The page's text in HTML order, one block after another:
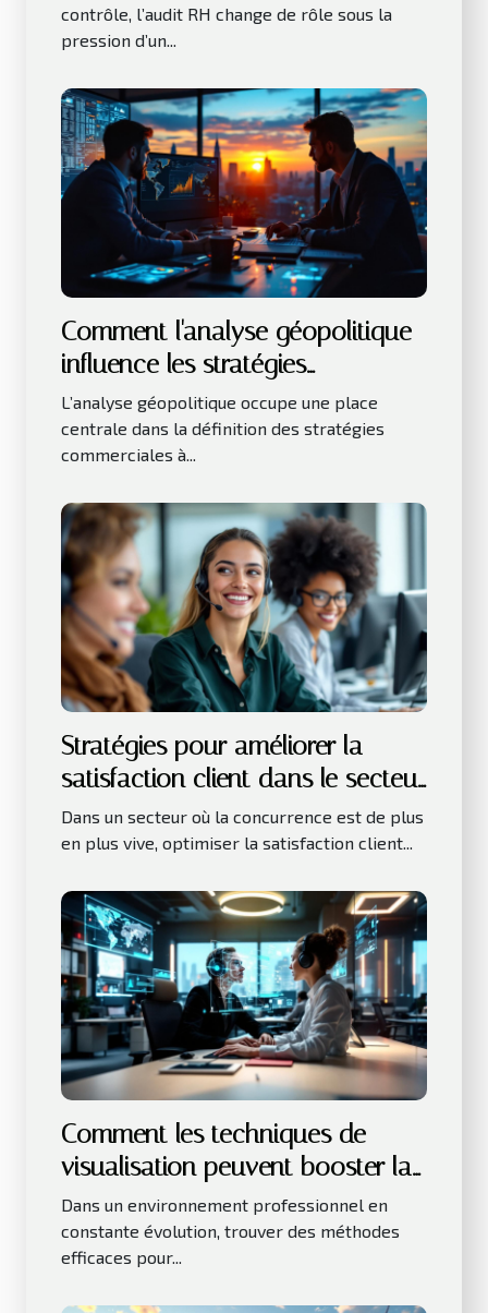
contrôle, l’audit RH change de rôle sous la
pression d’un...
Comment l'analyse géopolitique
influence les stratégies
commerciales ?
L’analyse géopolitique occupe une place
centrale dans la définition des stratégies
commerciales à...
Stratégies pour améliorer la
satisfaction client dans le secteur
des services
Dans un secteur où la concurrence est de plus
en plus vive, optimiser la satisfaction client...
Comment les techniques de
visualisation peuvent booster la
productivité au travail ?
Dans un environnement professionnel en
constante évolution, trouver des méthodes
efficaces pour...